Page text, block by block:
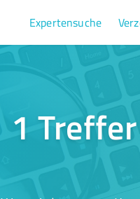
Expertensuche
1